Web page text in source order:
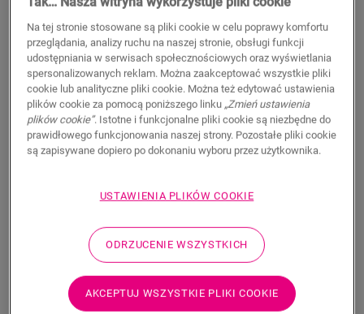
11,50PLN/m
Sugerowana cena brutto
WYSZUKAJ
Właściwości produktu
dopasowana do koloru podłogi. Listwa przypodłogowa może
być również przydatna jako wykończenie w połączeniu z
istniejącymi listwami. Łatwy montaż za pomocą kleju One4All.
Aby uzyskać wodoszczelne wykończenie, można połączyć ją z
paskami piankowymi Foamstrip, Hydrokit i Hydrostrip. Listwa
Na tej stronie stosowane są pliki cookie w celu poprawy komfortu
przeglądania, analizy ruchu na naszej stronie, obsługi funkcji
udostępniania w serwisach społecznościowych oraz wyświetlania
spersonalizowanych reklam. Można zaakceptować wszystkie pliki
cookie lub analityczne pliki cookie. Można też edytować ustawienia
plików cookie za pomocą poniższego linku „Zmień ustawienia
plików cookie”. Istotne i funkcjonalne pliki cookie są niezbędne do
prawidłowego funkcjonowania naszej strony. Pozostałe pliki cookie
są zapisywane dopiero po dokonaniu wyboru przez użytkownika.
USTAWIENIA PLIKÓW COOKIE
ODRZUCENIE WSZYSTKICH
AKCEPTUJ WSZYSTKIE PLIKI COOKIE